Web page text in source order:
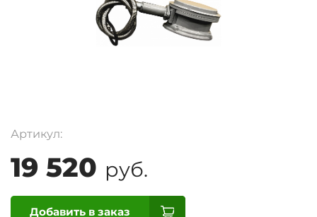
Артикул:
19 520 руб.
Добавить в заказ